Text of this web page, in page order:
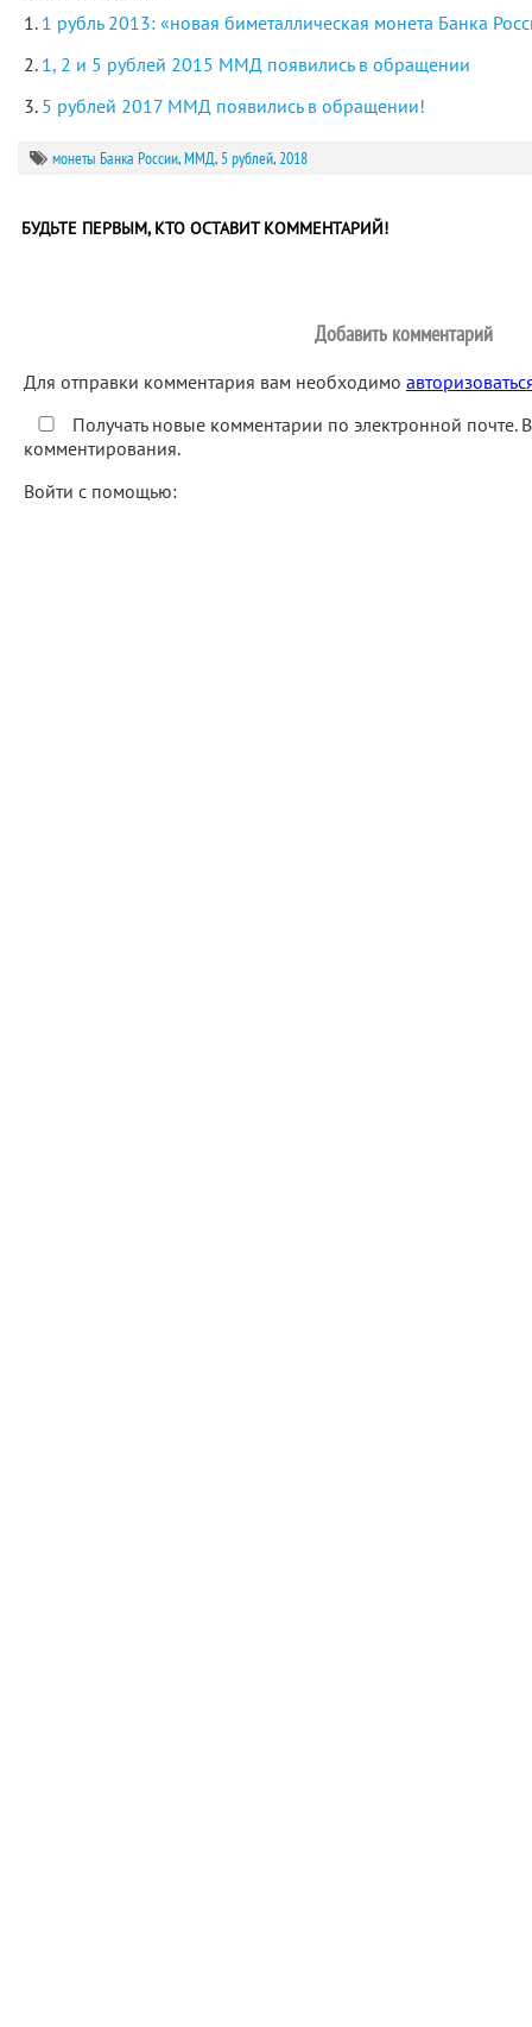
1 рубль 2013: «новая биметаллическая монета Банка
1, 2 и 5 рублей 2015 ММД появились в обращении
5 рублей 2017 ММД появились в обращении!
монеты Банка России,ММД, 5 рублей,2018
БУДЬТЕ ПЕРВЫМ, КТО ОСТАВИТ КОММЕНТАРИЙ!
Добавить комментарий
Для отправки комментария вам необходимо
Получать новые комментарии по электронной почте.
комментирования.
Войти с помощью: